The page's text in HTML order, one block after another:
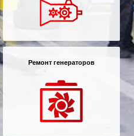
Ремонт генераторов